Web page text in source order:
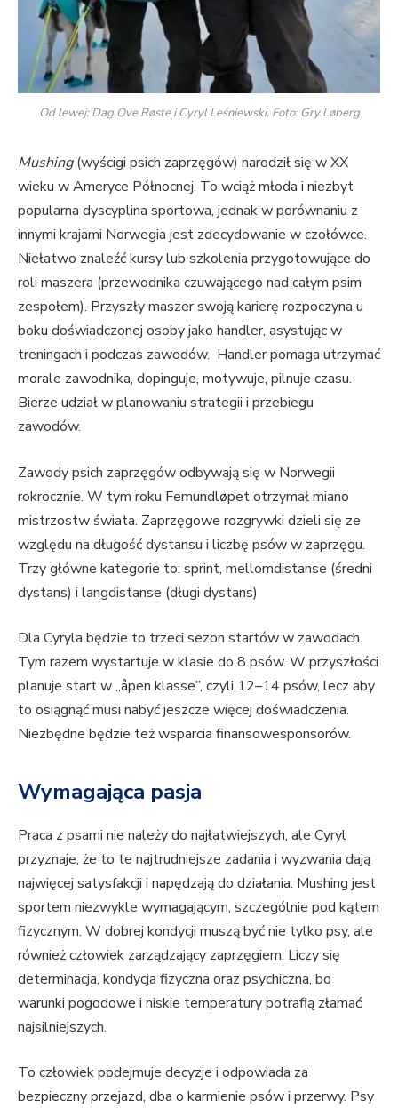
Od lewej: Dag Ove Røste i Cyryl Leśniewski. Foto: Gry Løberg
Mushing(wyścigi psich zaprzęgów) narodził się w XX
wieku w Ameryce Północnej. To wciąż młoda i niezbyt
popularna dyscyplina sportowa, jednak w porównaniu z
innymi krajami Norwegia jest zdecydowanie w czołówce.
Niełatwo znaleźć kursy lub szkolenia przygotowujące do
roli maszera (przewodnika czuwającego nad całym psim
zespołem). Przyszły maszer swoją karierę rozpoczyna u
boku doświadczonej osoby jako handler, asystując w
treningach i podczas zawodów. Handler pomaga utrzymać
morale zawodnika, dopinguje, motywuje, pilnuje czasu.
Bierze udział w planowaniu strategii i przebiegu
zawodów.
Zawody psich zaprzęgów odbywają się w Norwegii
rokrocznie. W tym roku Femundløpet otrzymał miano
mistrzostw świata. Zaprzęgowe rozgrywki dzieli się ze
względu na długość dystansu i liczbę psów w zaprzęgu.
Trzy główne kategorie to: sprint, mellomdistanse (średni
dystans) i langdistanse (długi dystans)
Dla Cyryla będzie to trzeci sezon startów w zawodach.
Tym razem wystartuje w klasie do 8 psów. W przyszłości
planuje start w „åpen klasse”, czyli 12–14 psów, lecz aby
to osiągnąć musi nabyć jeszcze więcej doświadczenia.
Niezbędne będzie też wsparcia finansowesponsorów.
Wymagająca pasja
Praca z psami nie należy do najłatwiejszych, ale Cyryl
przyznaje, że to te najtrudniejsze zadania i wyzwania dają
najwięcej satysfakcji i napędzają do działania. Mushing jest
sportem niezwykle wymagającym, szczególnie pod kątem
fizycznym. W dobrej kondycji muszą być nie tylko psy, ale
również człowiek zarządzający zaprzęgiem. Liczy się
determinacja, kondycja fizyczna oraz psychiczna, bo
warunki pogodowe i niskie temperatury potrafią złamać
najsilniejszych.
To człowiek podejmuje decyzje i odpowiada za
bezpieczny przejazd, dba o karmienie psów i przerwy. Psy